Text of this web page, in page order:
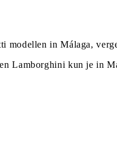
modellen in Málaga,
Lamborghini kun je in